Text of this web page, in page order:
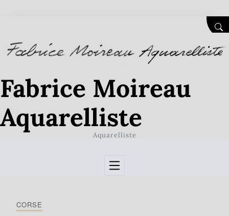
Fabrice Moireau
Aquarelliste
Aquarelliste
CORSE